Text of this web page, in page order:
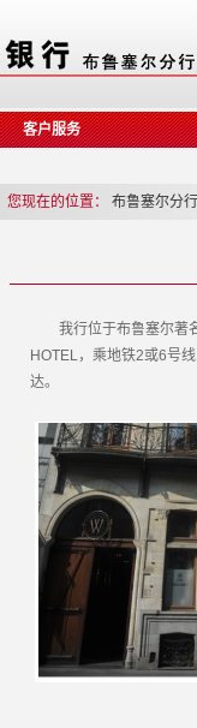
客户服务
您现在的位置： 布鲁塞尔分行
我行位于布鲁塞尔著名
HOTEL，乘地铁2或6号
达。